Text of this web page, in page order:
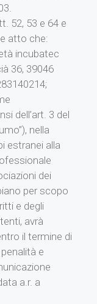
52, 53 e 64 e
atto che:
incubatec
36, 39046
dell’art. 3 del
nella
estranei alla
dei
per scopo
e degli
avrà
il termine di
e
a.r. a